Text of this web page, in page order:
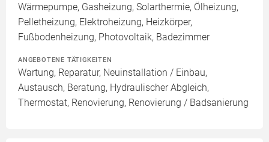
Wärmepumpe, Gasheizung, Solarthermie, Ölheizung,
Pelletheizung, Elektroheizung, Heizkörper,
Fußbodenheizung, Photovoltaik, Badezimmer
ANGEBOTENE TÄTIGKEITEN
Wartung, Reparatur, Neuinstallation / Einbau,
Austausch, Beratung, Hydraulischer Abgleich,
Thermostat, Renovierung, Renovierung / Badsanierung